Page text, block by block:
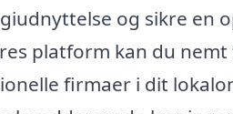
og sikre en
platform kan du
firmaer i dit